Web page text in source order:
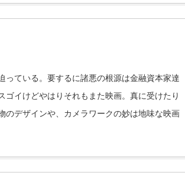
っている。要するに諸悪の根源は金融資本家達
イけどやはりそれもまた映画。真に受けたり
のデザインや、カメラワークの妙は地味な映画